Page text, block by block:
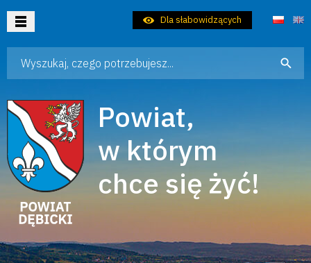
Aktualności
Dla Mieszkańca
Dla Turysty
Dla Inwestora
Dla słabowidzących
Powiat,
w którym
chce się żyć!